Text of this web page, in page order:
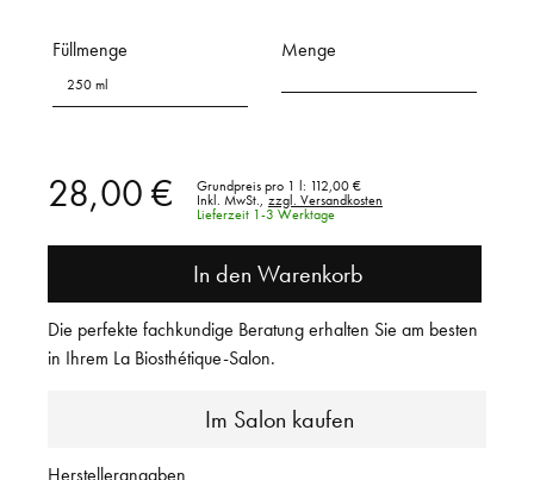
Füllmenge
250 ml
Menge
28,00 € Grundpreis pro 1 l: 112,00 €
Inkl. MwSt.,
zzgl. Versandkosten
Lieferzeit 1-3 Werktage
In den Warenkorb
Im Salon kaufen
Die perfekte fachkundige Beratung erhalten Sie am besten
in Ihrem La Biosthétique-Salon.
Herstellerangaben